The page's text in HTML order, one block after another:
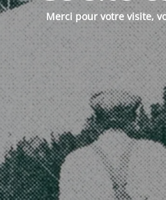
Merci pour votre visite,